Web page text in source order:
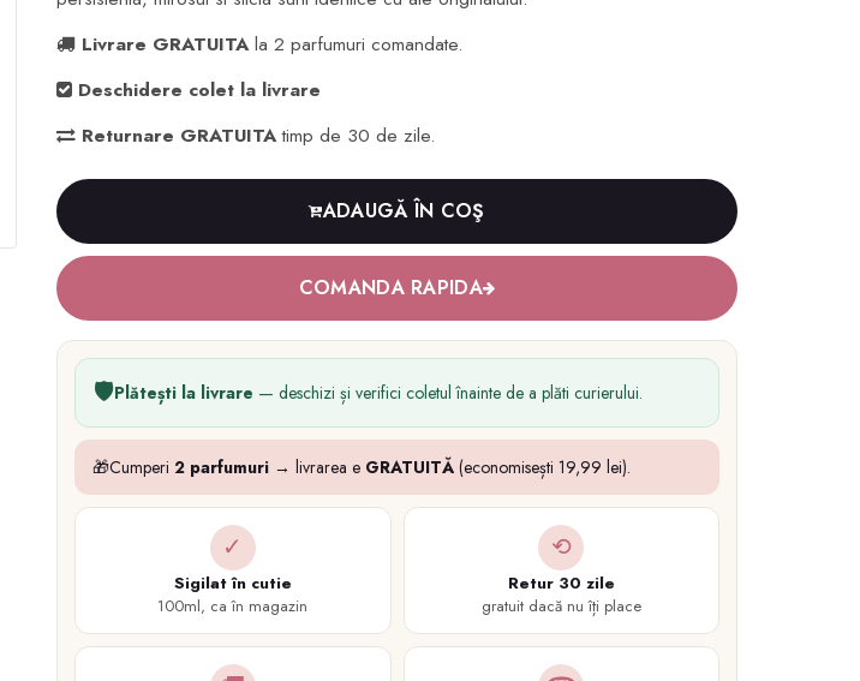
Livrare GRATUITAla 2 parfumuri comandate.
Deschidere colet la livrare
Returnare GRATUITAtimp de 30 de zile.
ADAUGĂ ÎN COŞ
COMANDA RAPIDA
🛡️Plătești la livrare — deschizi și verifici coletul înainte de a plăti curierului.
🎁Cumperi 2 parfumuri → livrarea e GRATUITĂ (economisești 19,99 lei).
✓
Sigilat în cutie
100ml, ca în magazin
⟲
Retur 30 zile
gratuit dacă nu îți place